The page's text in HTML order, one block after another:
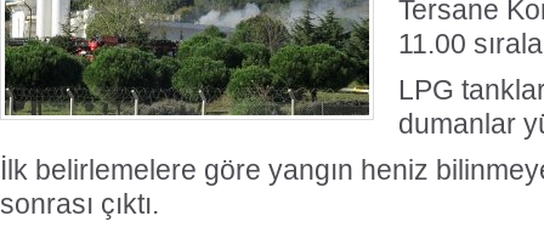
Tersane
11.00
LPG
dumanlar
İlk belirlemelere göre yangın heniz
sonrası çıktı.